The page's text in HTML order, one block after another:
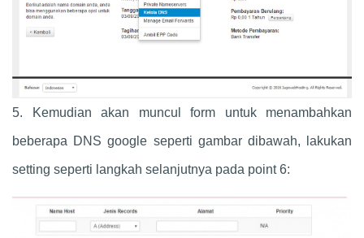
5. Kemudian akan muncul form untuk menambahkan
beberapa DNS google seperti gambar dibawah, lakukan
setting seperti langkah selanjutnya pada point 6: